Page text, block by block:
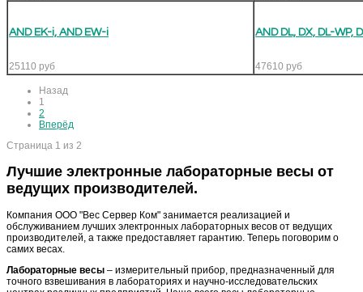
AND EK-i, AND EW-i
25110 руб
AND DL, DX, DL-WP,
47610 руб
Назад
1
2
Вперёд
Страница 1 из 2
Лучшие электронные лабораторные весы от
ведущих производителей.
Компания ООО "Вес Сервер Ком" занимается реализацией и
обслуживанием лучших электронных лабораторных весов от ведущих
производителей, а также предоставляет гарантию. Теперь поговорим о
самих весах.
Лабораторные весы – измерительный прибор, предназначенный для
точного взвешивания в лабораториях и научно-исследовательских